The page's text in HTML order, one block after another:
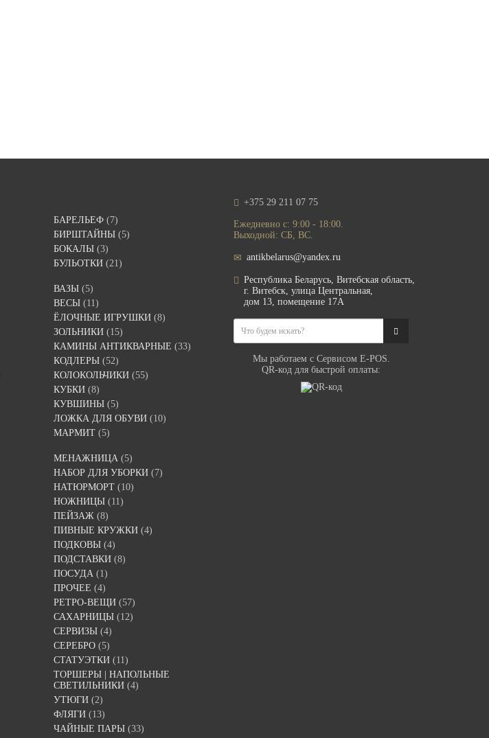
БАРЕЛЬЕФ (7)
БИРШТАЙНЫ (5)
БОКАЛЫ (3)
БУЛЬОТКИ (21)
ВАЗЫ (5)
ВЕСЫ (11)
ЁЛОЧНЫЕ ИГРУШКИ (8)
ЗОЛЬНИКИ (15)
КАМИНЫ АНТИКВАРНЫЕ (33)
КОДЛЕРЫ (52)
КОЛОКОЛЬЧИКИ (55)
КУБКИ (8)
КУВШИНЫ (5)
ЛОЖКА ДЛЯ ОБУВИ (10)
МАРМИТ (5)
МЕНАЖНИЦА (5)
НАБОР ДЛЯ УБОРКИ (7)
НАТЮРМОРТ (10)
НОЖНИЦЫ (11)
ПЕЙЗАЖ (8)
ПИВНЫЕ КРУЖКИ (4)
ПОДКОВЫ (4)
ПОДСТАВКИ (8)
ПОСУДА (1)
ПРОЧЕЕ (4)
РЕТРО-ВЕЩИ (57)
САХАРНИЦЫ (12)
СЕРВИЗЫ (4)
СЕРЕБРО (5)
СТАТУЭТКИ (11)
ТОРШЕРЫ | НАПОЛЬНЫЕ
СВЕТИЛЬНИКИ (4)
УТЮГИ (2)
ФЛЯГИ (13)
ЧАЙНЫЕ ПАРЫ (33)
+375 29 211 07 75
Ежедневно с: 9:00 - 18:00.
Выходной: СБ, ВС.
antikbelarus@yandex.ru
Республика Беларусь, Витебская область,
г. Витебск, улица Центральная,
дом 13, помещение 17А
Мы работаем с Сервисом E-POS.
QR-код для быстрой оплаты: